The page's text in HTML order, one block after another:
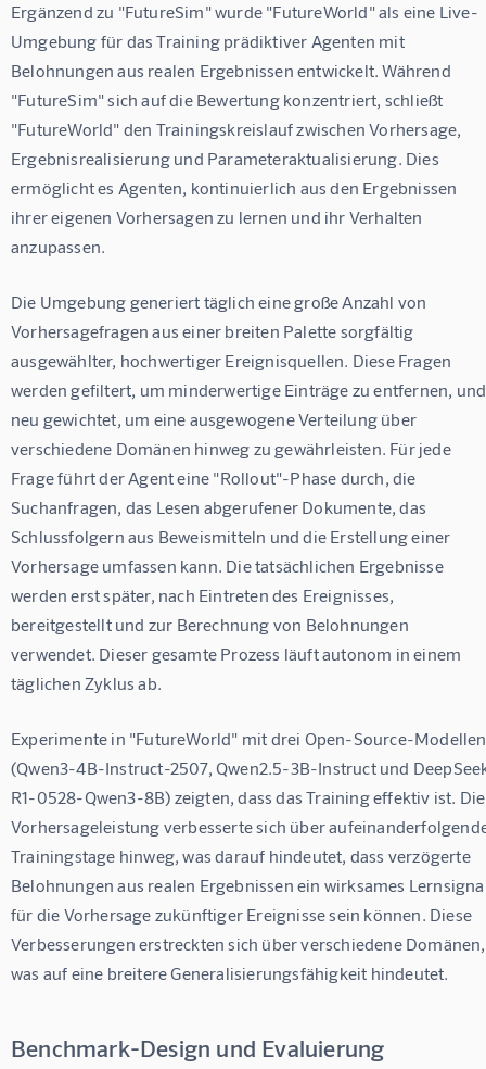
Ergänzend zu "FutureSim" wurde "FutureWorld" als eine Live-
Umgebung für das Training prädiktiver Agenten mit
Belohnungen aus realen Ergebnissen entwickelt. Während
"FutureSim" sich auf die Bewertung konzentriert, schließt
"FutureWorld" den Trainingskreislauf zwischen Vorhersage,
Ergebnisrealisierung und Parameteraktualisierung. Dies
ermöglicht es Agenten, kontinuierlich aus den Ergebnissen
ihrer eigenen Vorhersagen zu lernen und ihr Verhalten
anzupassen.
Die Umgebung generiert täglich eine große Anzahl von
Vorhersagefragen aus einer breiten Palette sorgfältig
ausgewählter, hochwertiger Ereignisquellen. Diese Fragen
werden gefiltert, um minderwertige Einträge zu entfernen,
neu gewichtet, um eine ausgewogene Verteilung über
verschiedene Domänen hinweg zu gewährleisten. Für jede
Frage führt der Agent eine "Rollout"-Phase durch, die
Suchanfragen, das Lesen abgerufener Dokumente, das
Schlussfolgern aus Beweismitteln und die Erstellung einer
Vorhersage umfassen kann. Die tatsächlichen Ergebnisse
werden erst später, nach Eintreten des Ereignisses,
bereitgestellt und zur Berechnung von Belohnungen
verwendet. Dieser gesamte Prozess läuft autonom in einem
täglichen Zyklus ab.
Experimente in "FutureWorld" mit drei Open-Source-
(Qwen3-4B-Instruct-2507, Qwen2.5-3B-Instruct und
R1-0528-Qwen3-8B) zeigten, dass das Training effektiv ist.
Vorhersageleistung verbesserte sich über
Trainingstage hinweg, was darauf hindeutet, dass verzögerte
Belohnungen aus realen Ergebnissen ein wirksames
für die Vorhersage zukünftiger Ereignisse sein können. Diese
Verbesserungen erstreckten sich über verschiedene
was auf eine breitere Generalisierungsfähigkeit hindeutet.
Benchmark-Design und Evaluierung